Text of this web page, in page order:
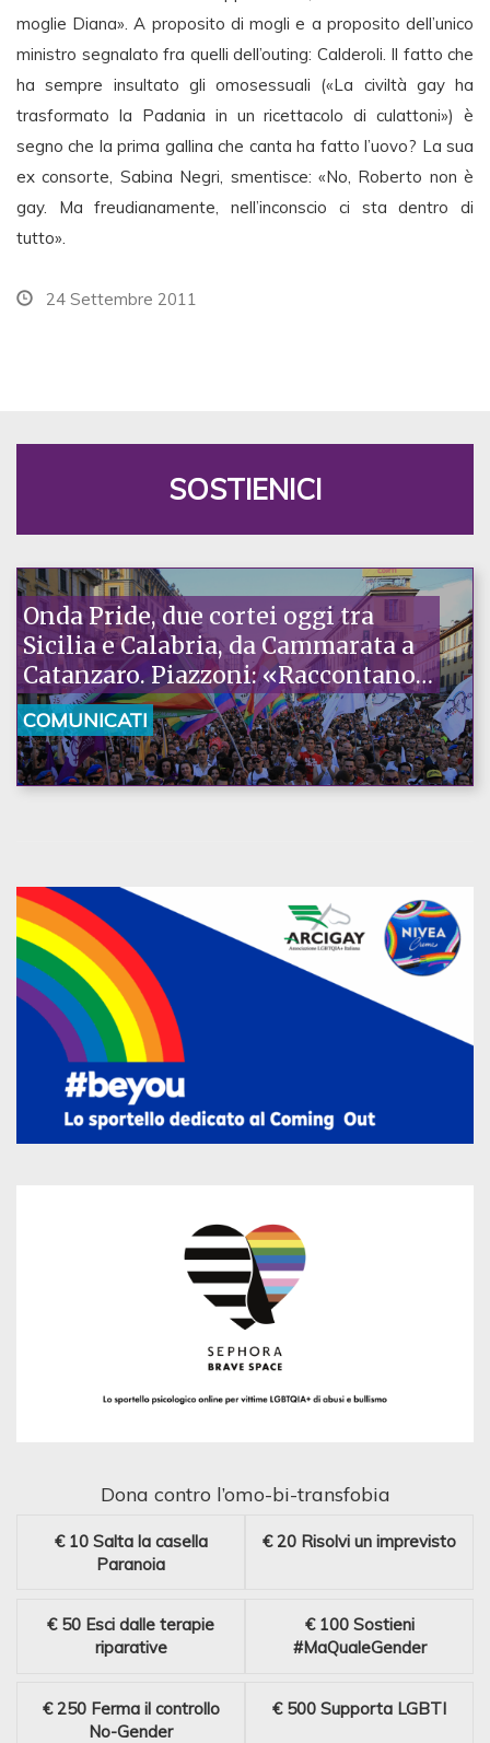
moglie Diana». A proposito di mogli e a proposito dell’unico
ministro segnalato fra quelli dell’outing: Calderoli. Il fatto che
ha sempre insultato gli omosessuali («La civiltà gay ha
trasformato la Padania in un ricettacolo di culattoni») è
segno che la prima gallina che canta ha fatto l’uovo? La sua
ex consorte, Sabina Negri, smentisce: «No, Roberto non è
gay. Ma freudianamente, nell’inconscio ci sta dentro di
tutto».
24 Settembre 2011
SOSTIENICI
Onda Pride, due cortei oggi tra
Sicilia e Calabria, da Cammarata a
Catanzaro. Piazzoni: «Raccontano
la nostra ostinazione»
COMUNICATI
Dona contro l’omo-bi-transfobia
€ 10 Salta la casella
Paranoia
€ 20 Risolvi un imprevisto
€ 50 Esci dalle terapie
riparative
€ 100 Sostieni
#MaQualeGender
€ 250 Ferma il controllo
No-Gender
€ 500 Supporta LGBTI